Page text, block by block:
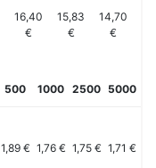
16,40
€
15,83
€
14,70
€
500 1000 2500 5000
1,89 € 1,76 € 1,75 € 1,71 €